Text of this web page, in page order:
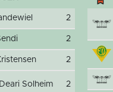
2
2
2
Solheim 2